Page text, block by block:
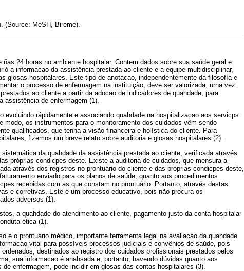
(Source: MeSH, Bireme).
24 horas no ambiente hospitalar. Contem dados sobre sua saúde geral e
a informacao da assistência prestada ao cliente e a equipe multidisciplinar,
glosas hospitalares. Este tipo de anotacao, independentemente da filosofía e
o processo de enfermagem na instituição, deve ser valorizada, urna vez
ao cliente a partir da adocao de indicadores de quahdade, para
assistência de enfermagem (1).
evoluindo rápidamente e associando quahdade na hospitalizacao aos servicps
os instrumentos para o monitoramento dos cuidados vêm sendo
qualificados, que tenha a visão financeira e holística do cliente. Para
fizemos um breve relato sobre auditoria e glosas hospitalares (2).
da quahdade da assistência prestada ao cliente, verificada através
próprias condicpes deste. Existe a auditoria de cuidados, que mensura a
através dos registros no prontuário do cliente e das próprias condicpes deste,
enviado para os planos de saúde, quanto aos procedimentos
recebidas com as que constam no prontuário. Portanto, através destas
e corretivas. Este é um processo educativo, pois não procura os
adversos (1).
a quahdade do atendimento ao cliente, pagamento justo da conta hospitalar
ética (1).
é o prontuário médico, importante ferramenta legal na avaliacáo da quahdade
vital para possíveis processos judiciais e convênios de saúde, pois
destinados ao registro dos cuidados profissionais prestados pelos
sua informacao é anahsada e, portanto, havendo dúvidas quanto aos
enfermagem, pode incidir em glosas das contas hospitalares (3).